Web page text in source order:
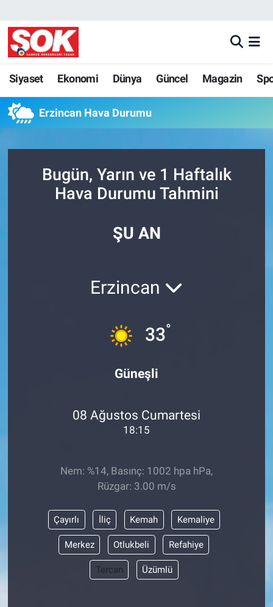
Siyaset Ekonomi Dünya Güncel Magazin
Erzincan Hava Durumu
Bugün, Yarın ve 1 Haftalık
Hava Durumu Tahmini
ŞU AN
Erzincan
33°
Güneşli
08 Ağustos Cumartesi
18:15
Nem: %14, Basınç: 1002 hpa hPa,
Rüzgar: 3.00 m/s
Çayırlı İliç Kemah Kemaliye
Merkez Otlukbeli Refahiye
Tercan Üzümlü
GÜNDEM
DÜNYA
SPOR
KÜLTÜR SANAT
POLİTİKA
RESMİ İLANLAR
Nöbetçi Eczaneler
Hava Durumu
İstanbul Namaz Vakitleri
Süper Lig Puan Durumu ve Fikstür
Tüm Manşetler
Son Dakika Haberleri